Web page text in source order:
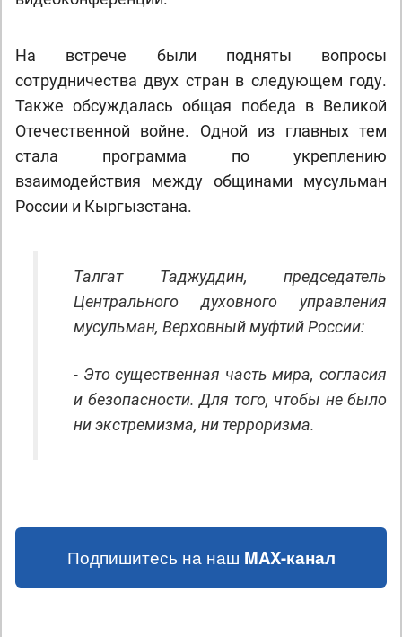
На встрече были подняты вопросы
сотрудничества двух стран в следующем году.
Также обсуждалась общая победа в Великой
Отечественной войне. Одной из главных тем
стала программа по укреплению
взаимодействия между общинами мусульман
России и Кыргызстана.
Талгат Таджуддин, председатель
Центрального духовного управления
мусульман, Верховный муфтий России:
- Это существенная часть мира, согласия
и безопасности. Для того, чтобы не было
ни экстремизма, ни терроризма.
Подпишитесь на наш MAX-канал